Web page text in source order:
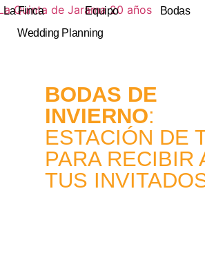
La Finca Equipo Bodas
Wedding Planning
BODAS DE
INVIERNO:
ESTACIÓN DE
PARA RECIBIR
TUS